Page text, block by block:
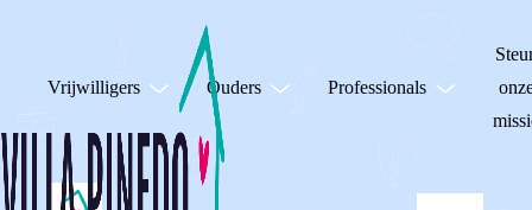
Vrijwilligers Ouders Professionals